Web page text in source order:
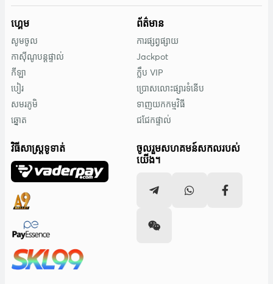
ហ្គេម
សូមចូល
កាស៊ីណូបន្តផ្ទាល់
កីឡា
បៀរ
សមរភូមិ
ឆ្នោត
ព័ត៌មាន
ការផ្សព្វផ្សាយ
Jackpot
ក្លឹប VIP
ប្រោសលោះផ្សារទំនើប
ទាញយកកម្មវិធី
ជជែកផ្ទាល់
វិធីសាស្រ្តទូទាត់
ចូលរួមសហគមន៍សកលរបស់
យើង។